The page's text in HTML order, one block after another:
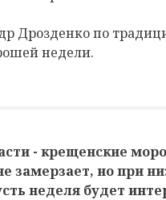
Дрозденко по
недели.
- крещенские
замерзает, но при
неделя будет